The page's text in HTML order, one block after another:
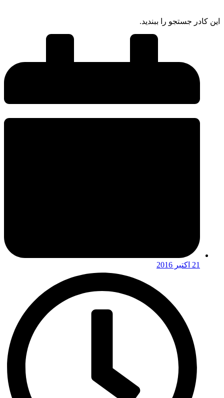
این کادر جستجو را ببندید.
21 اکتبر 2016